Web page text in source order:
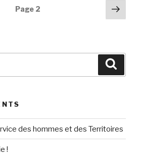
Page 2
des hommes et des Territoires
!